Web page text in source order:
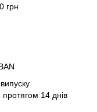
грн
14 днів